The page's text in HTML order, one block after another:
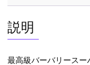
ピ
BURBERRY
ナ
説明
最高級バーバリースー